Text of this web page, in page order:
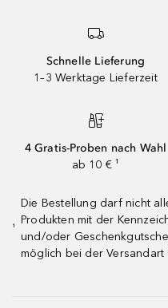
Schnelle Lieferung
1–3 Werktage Lieferzeit
4 Gratis-Proben nach Wahl
ab 10 € ¹
¹
Die Bestellung darf nicht
Produkten mit der
und/oder
möglich bei der Versandart